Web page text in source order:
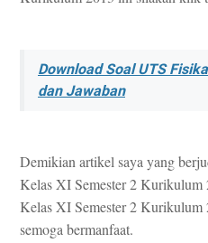
Download Soal UTS
dan Jawaban
Demikian artikel saya yang
Kelas XI Semester 2 Kurikulum
Kelas XI Semester 2 Kurikulum
semoga bermanfaat.